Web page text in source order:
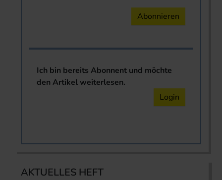
Abonnieren
Ich bin bereits Abonnent und möchte
den Artikel weiterlesen.
Login
AKTUELLES HEFT